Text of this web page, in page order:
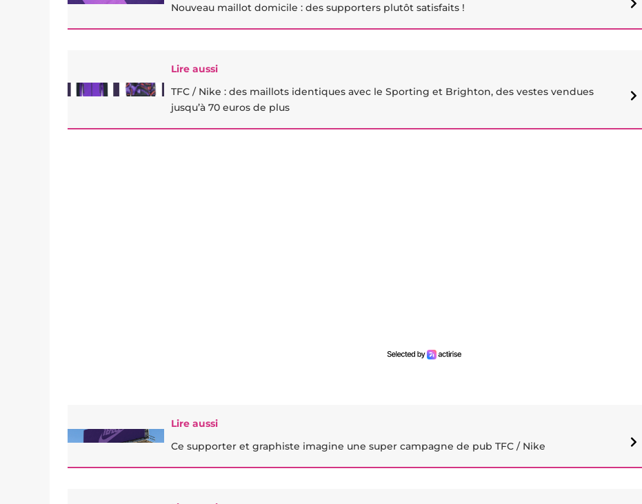
Nouveau maillot domicile : des supporters plutôt satisfaits !
Lire aussi
TFC / Nike : des maillots identiques avec le Sporting et Brighton, des vestes vendues
jusqu’à 70 euros de plus
Lire aussi
Ce supporter et graphiste imagine une super campagne de pub TFC / Nike